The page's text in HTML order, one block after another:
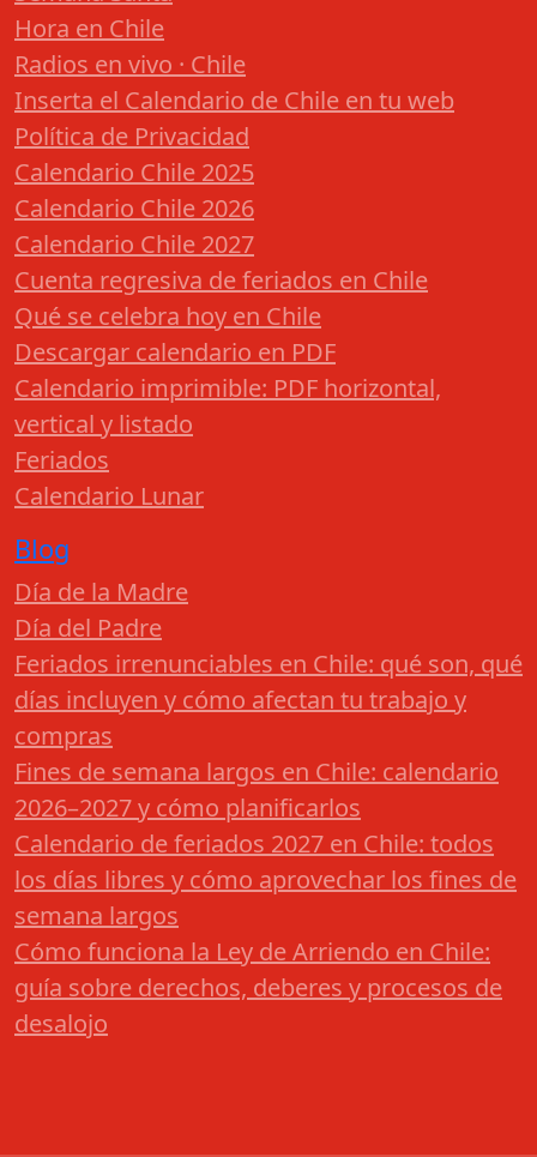
Hora en Chile
Radios en vivo · Chile
Inserta el Calendario de Chile en tu web
Política de Privacidad
Calendario Chile 2025
Calendario Chile 2026
Calendario Chile 2027
Cuenta regresiva de feriados en Chile
Qué se celebra hoy en Chile
Descargar calendario en PDF
Calendario imprimible: PDF horizontal,
vertical y listado
Feriados
Calendario Lunar
Blog
Día de la Madre
Día del Padre
Feriados irrenunciables en Chile: qué son, qué
días incluyen y cómo afectan tu trabajo y
compras
Fines de semana largos en Chile: calendario
2026–2027 y cómo planificarlos
Calendario de feriados 2027 en Chile: todos
los días libres y cómo aprovechar los fines de
semana largos
Cómo funciona la Ley de Arriendo en Chile:
guía sobre derechos, deberes y procesos de
desalojo